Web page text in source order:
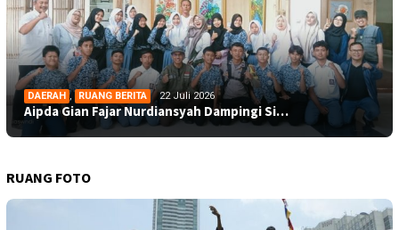
DAERAH , RUANG BERITA 22 Juli 2026
Aipda Gian Fajar Nurdiansyah Dampingi Si…
RUANG FOTO